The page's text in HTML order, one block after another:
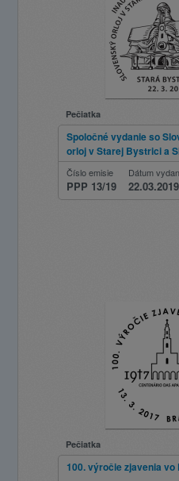
Pečiatka
Spoločné vydanie so
orloj v Starej Bystrici a
Pleterje
Číslo emisie
PPP 13/19
Dátum
22.03.2019
Pečiatka
100. výročie zjavenia vo